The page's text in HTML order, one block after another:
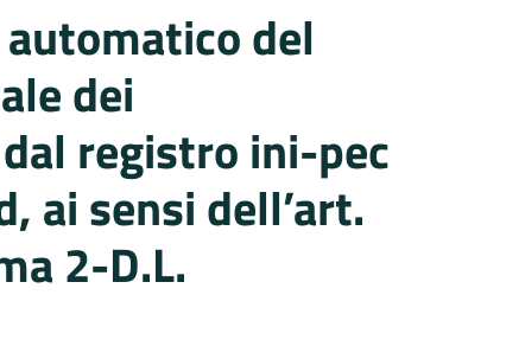
del
dei
registro ini-pec
ai sensi dell’art.
2-D.L.